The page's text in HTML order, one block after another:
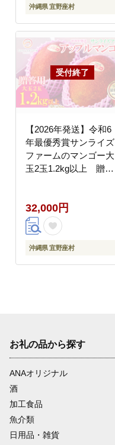
食品 デザート 産地直送
沖縄県 宜野座村
【2026年発送】令和6
年最優秀賞サンライズ
ファームのマンゴー大
玉2玉1.2kg以上 贈答
Mango ランキング 完熟
お気に入り 収穫 人気
甘味 フルーツ 沖縄県
国産 食品 デザート 産
32,000円
沖縄県 宜野座村
お礼の品から探す
ANAオリジナル
酒
加工食品
魚介類
日用品・雑貨